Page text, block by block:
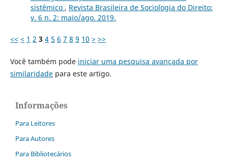
sistêmico , Revista Brasileira de Sociologia do Direito:
v. 6 n. 2: maio/ago. 2019.
<< < 1 2 3 4 5 6 7 8 9 10 > >>
Você também pode iniciar uma pesquisa avançada por
similaridadepara este artigo.
Informações
Para Leitores
Para Autores
Para Bibliotecários